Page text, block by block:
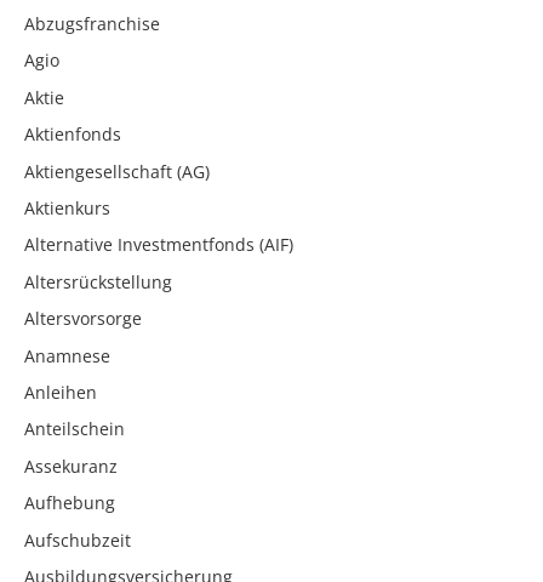
Abzugsfranchise
Agio
Aktie
Aktienfonds
Aktiengesellschaft (AG)
Aktienkurs
Alternative Investmentfonds (AIF)
Altersrückstellung
Altersvorsorge
Anamnese
Anleihen
Anteilschein
Assekuranz
Aufhebung
Aufschubzeit
Ausbildungsversicherung